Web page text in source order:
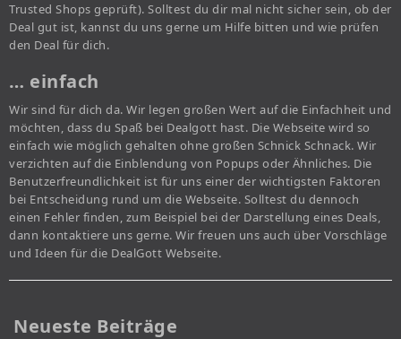
Trusted Shops geprüft). Solltest du dir mal nicht sicher sein, ob der
Deal gut ist, kannst du uns gerne um Hilfe bitten und wie prüfen
den Deal für dich.
… einfach
Wir sind für dich da. Wir legen großen Wert auf die Einfachheit und
möchten, dass du Spaß bei Dealgott hast. Die Webseite wird so
einfach wie möglich gehalten ohne großen Schnick Schnack. Wir
verzichten auf die Einblendung von Popups oder Ähnliches. Die
Benutzerfreundlichkeit ist für uns einer der wichtigsten Faktoren
bei Entscheidung rund um die Webseite. Solltest du dennoch
einen Fehler finden, zum Beispiel bei der Darstellung eines Deals,
dann kontaktiere uns gerne. Wir freuen uns auch über Vorschläge
und Ideen für die DealGott Webseite.
Neueste Beiträge